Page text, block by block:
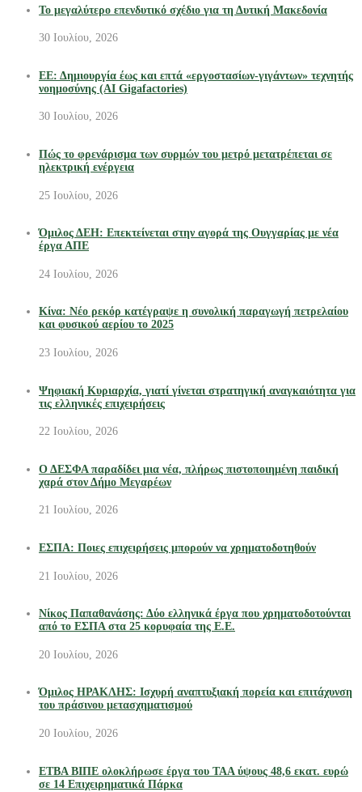
Το μεγαλύτερο επενδυτικό σχέδιο για τη Δυτική Μακεδονία
30 Ιουλίου, 2026
ΕΕ: Δημιουργία έως και επτά «εργοστασίων-γιγάντων» τεχνητής
νοημοσύνης (AI Gigafactories)
30 Ιουλίου, 2026
Πώς το φρενάρισμα των συρμών του μετρό μετατρέπεται σε
ηλεκτρική ενέργεια
25 Ιουλίου, 2026
Όμιλος ΔΕΗ: Επεκτείνεται στην αγορά της Ουγγαρίας με νέα
έργα ΑΠΕ
24 Ιουλίου, 2026
Κίνα: Νέο ρεκόρ κατέγραψε η συνολική παραγωγή πετρελαίου
και φυσικού αερίου το 2025
23 Ιουλίου, 2026
Ψηφιακή Κυριαρχία, γιατί γίνεται στρατηγική αναγκαιότητα για
τις ελληνικές επιχειρήσεις
22 Ιουλίου, 2026
Ο ΔΕΣΦΑ παραδίδει μια νέα, πλήρως πιστοποιημένη παιδική
χαρά στον Δήμο Μεγαρέων
21 Ιουλίου, 2026
ΕΣΠΑ: Ποιες επιχειρήσεις μπορούν να χρηματοδοτηθούν
21 Ιουλίου, 2026
Νίκος Παπαθανάσης: Δύο ελληνικά έργα που χρηματοδοτούνται
από το ΕΣΠΑ στα 25 κορυφαία της Ε.Ε.
20 Ιουλίου, 2026
Όμιλος ΗΡΑΚΛΗΣ: Ισχυρή αναπτυξιακή πορεία και επιτάχυνση
του πράσινου μετασχηματισμού
20 Ιουλίου, 2026
ΕΤΒΑ ΒΙΠΕ ολοκλήρωσε έργα του ΤΑΑ ύψους 48,6 εκατ. ευρώ
σε 14 Επιχειρηματικά Πάρκα